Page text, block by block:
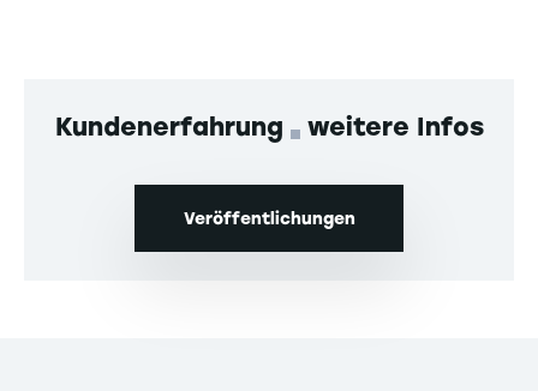
Kundenerfahrung weitere Infos
Veröffentlichungen